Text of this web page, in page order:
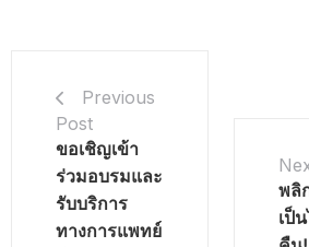
Previous
Post
ขอเชิญเข้า
ร่วมอบรมและ
รับบริการ
ทางการแพทย์
พลิ
เป็